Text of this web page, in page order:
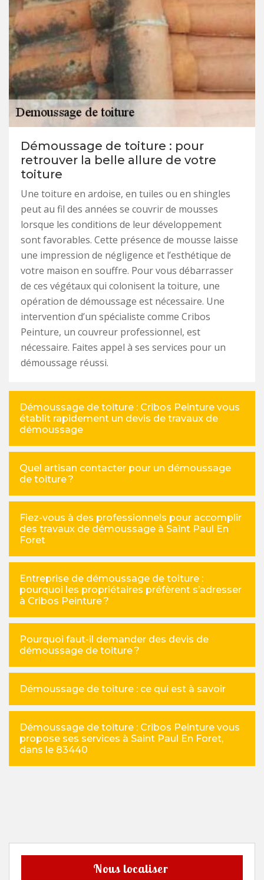
Démoussage de toiture : pour
retrouver la belle allure de votre
toiture
Une toiture en ardoise, en tuiles ou en shingles
peut au fil des années se couvrir de mousses
lorsque les conditions de leur développement
sont favorables. Cette présence de mousse laisse
une impression de négligence et l’esthétique de
votre maison en souffre. Pour vous débarrasser
de ces végétaux qui colonisent la toiture, une
opération de démoussage est nécessaire. Une
intervention d’un spécialiste comme Cribos
Peinture, un couvreur professionnel, est
nécessaire. Faites appel à ses services pour un
démoussage réussi.
Démoussage de toiture : Cribos Peinture vous
établit rapidement un devis de travaux de
démoussage
Quel artisan contacter pour un démoussage
de toiture ?
Fiez-vous à des professionnels pour accomplir
des travaux de démoussage à Saint Paul En
Foret
Entreprise de démoussage de toiture :
pourquoi les propriétaires préfèrent s’adresser
à Cribos Peinture ?
Pourquoi faut-il demander des devis de
démoussage de toiture ?
Démoussage de toiture : ce qui est à savoir
Démoussage de toiture : Cribos Peinture vous
propose ses services à Saint Paul En Foret,
dans le 83440
Nous localiser